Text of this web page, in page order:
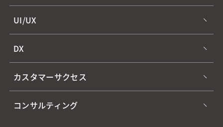
UI/UX
DX
カスタマーサクセス
コンサルティング